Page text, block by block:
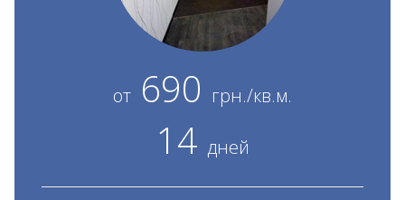
от 690 грн./кв.м.
14 дней